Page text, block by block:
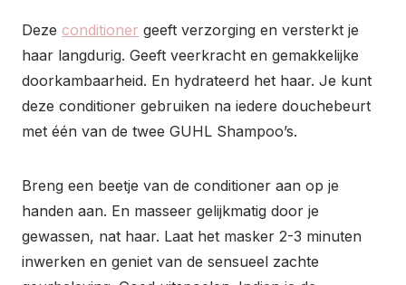
Deze conditioner geeft verzorging en versterkt je
haar langdurig. Geeft veerkracht en gemakkelijke
doorkambaarheid. En hydrateerd het haar. Je kunt
deze conditioner gebruiken na iedere douchebeurt
met één van de twee GUHL Shampoo’s.
Breng een beetje van de conditioner aan op je
handen aan. En masseer gelijkmatig door je
gewassen, nat haar. Laat het masker 2-3 minuten
inwerken en geniet van de sensueel zachte